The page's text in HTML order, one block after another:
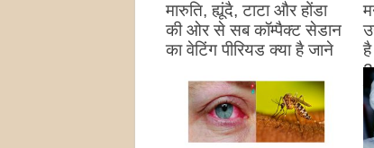
मारुति, ह्यूंदै, टाटा और होंडा
की ओर से सब कॉम्पैक्ट सेडान
का वेटिंग पीरियड क्या है जाने
है